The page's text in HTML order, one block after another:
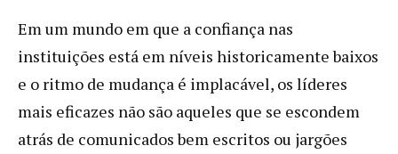
Em um mundo em que a confiança nas
instituições está em níveis historicamente baixos
e o ritmo de mudança é implacável, os líderes
mais eficazes não são aqueles que se escondem
atrás de comunicados bem escritos ou jargões